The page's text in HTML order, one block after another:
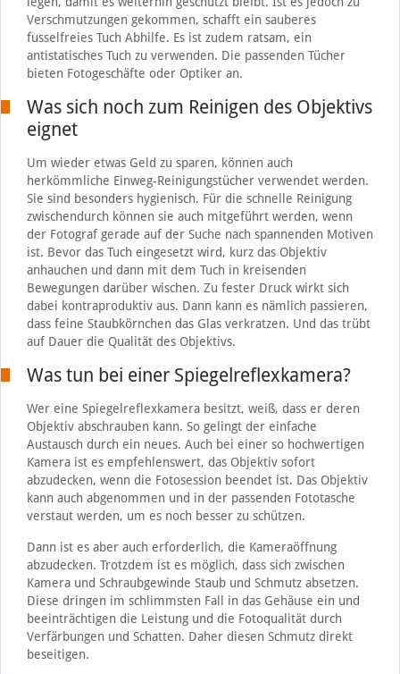
Verschmutzungen gekommen, schafft ein sauberes
fusselfreies Tuch Abhilfe. Es ist zudem ratsam, ein
antistatisches Tuch zu verwenden. Die passenden Tücher
bieten Fotogeschäfte oder Optiker an.
Was sich noch zum Reinigen des Objektivs
eignet
Um wieder etwas Geld zu sparen, können auch
herkömmliche Einweg-Reinigungstücher verwendet werden.
Sie sind besonders hygienisch. Für die schnelle Reinigung
zwischendurch können sie auch mitgeführt werden, wenn
der Fotograf gerade auf der Suche nach spannenden Motiven
ist. Bevor das Tuch eingesetzt wird, kurz das Objektiv
anhauchen und dann mit dem Tuch in kreisenden
Bewegungen darüber wischen. Zu fester Druck wirkt sich
dabei kontraproduktiv aus. Dann kann es nämlich passieren,
dass feine Staubkörnchen das Glas verkratzen. Und das trübt
auf Dauer die Qualität des Objektivs.
Was tun bei einer Spiegelreflexkamera?
Wer eine Spiegelreflexkamera besitzt, weiß, dass er deren
Objektiv abschrauben kann. So gelingt der einfache
Austausch durch ein neues. Auch bei einer so hochwertigen
Kamera ist es empfehlenswert, das Objektiv sofort
abzudecken, wenn die Fotosession beendet ist. Das Objektiv
kann auch abgenommen und in der passenden Fototasche
verstaut werden, um es noch besser zu schützen.
Dann ist es aber auch erforderlich, die Kameraöffnung
abzudecken. Trotzdem ist es möglich, dass sich zwischen
Kamera und Schraubgewinde Staub und Schmutz absetzen.
Diese dringen im schlimmsten Fall in das Gehäuse ein und
beeinträchtigen die Leistung und die Fotoqualität durch
Verfärbungen und Schatten. Daher diesen Schmutz direkt
beseitigen.